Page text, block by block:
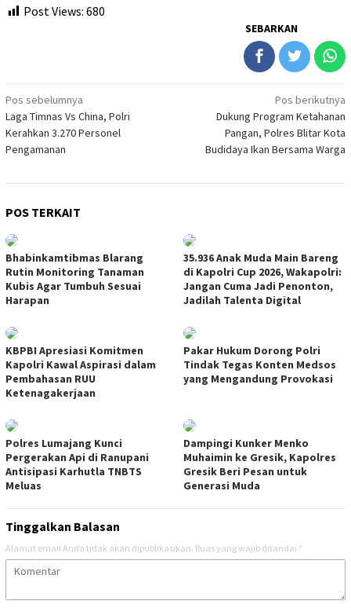
Post Views: 680
SEBARKAN
Navigasi
pos
Pos sebelumnya
Laga Timnas Vs China, Polri
Kerahkan 3.270 Personel
Pengamanan
Pos berikutnya
Dukung Program Ketahanan
Pangan, Polres Blitar Kota
Budidaya Ikan Bersama Warga
POS TERKAIT
Bhabinkamtibmas Blarang
Rutin Monitoring Tanaman
Kubis Agar Tumbuh Sesuai
Harapan
35.936 Anak Muda Main Bareng
di Kapolri Cup 2026, Wakapolri:
Jangan Cuma Jadi Penonton,
Jadilah Talenta Digital
KBPBI Apresiasi Komitmen
Kapolri Kawal Aspirasi dalam
Pembahasan RUU
Ketenagakerjaan
Pakar Hukum Dorong Polri
Tindak Tegas Konten Medsos
yang Mengandung Provokasi
Polres Lumajang Kunci
Pergerakan Api di Ranupani
Antisipasi Karhutla TNBTS
Meluas
Dampingi Kunker Menko
Muhaimin ke Gresik, Kapolres
Gresik Beri Pesan untuk
Generasi Muda
Tinggalkan Balasan
Alamat email Anda tidak akan dipublikasikan. Ruas yang wajib ditandai *